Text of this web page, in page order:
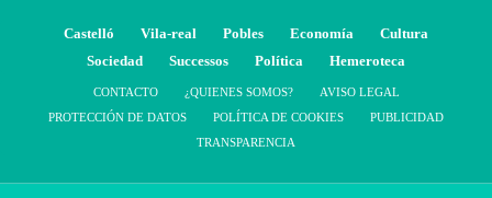
Castelló Vila-real Pobles Economía
Cultura
Sociedad
Successos Política Hemeroteca
CONTACTO ¿QUIENES SOMOS?
AVISO LEGAL
PROTECCIÓN DE DATOS
POLÍTICA DE COOKIES
PUBLICIDAD
TRANSPARENCIA